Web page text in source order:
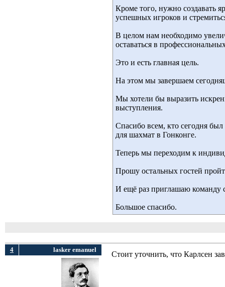
Кроме того, нужно создавать
успешных игроков и
В целом нам необходимо
оставаться в
Это и есть главная цель.
На этом мы завершаем
Мы хотели бы выразить
выступления.
Спасибо всем, кто сегодня
для шахмат в Гонконге.
Теперь мы переходим к
Прошу остальных гостей
И ещё раз приглашаю команду
Большое спасибо.
4 lasker emanuel
Стоит уточнить, что Карлсен